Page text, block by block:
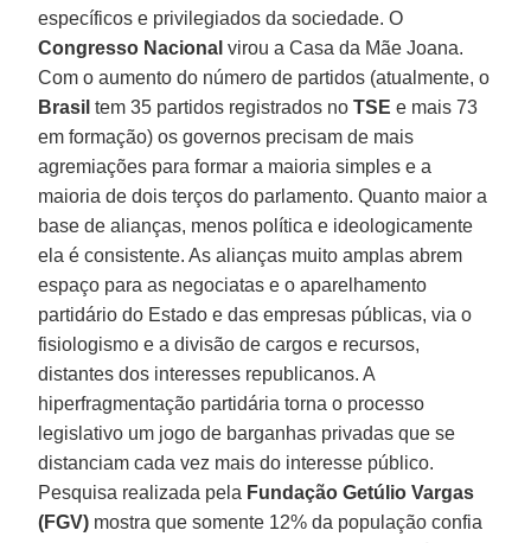
específicos e privilegiados da sociedade. O
Congresso Nacional virou a Casa da Mãe Joana.
Com o aumento do número de partidos (atualmente, o
Brasil tem 35 partidos registrados noTSE e mais 73
em formação) os governos precisam de mais
agremiações para formar a maioria simples e a
maioria de dois terços do parlamento. Quanto maior a
base de alianças, menos política e ideologicamente
ela é consistente. As alianças muito amplas abrem
espaço para as negociatas e o aparelhamento
partidário do Estado e das empresas públicas, via o
fisiologismo e a divisão de cargos e recursos,
distantes dos interesses republicanos. A
hiperfragmentação partidária torna o processo
legislativo um jogo de barganhas privadas que se
distanciam cada vez mais do interesse público.
Pesquisa realizada pela Fundação Getúlio Vargas
(FGV) mostra que somente 12% da população confia